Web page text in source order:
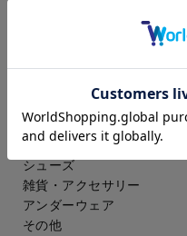
ドレスシャツ
フォーマル（喪服・礼服）
バッグ
シューズ
雑貨・アクセサリー
アンダーウェア
その他